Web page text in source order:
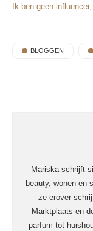
Ik ben geen
BLOGGEN
Mariska schrijft
beauty, wonen en
ze erover
Marktplaats en
parfum tot